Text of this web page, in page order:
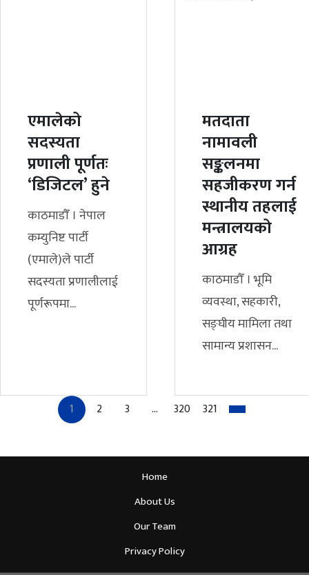
एमालेको
सदस्यता
प्रणाली पूर्णतः
‘डिजिटल’ हुने
काठमाडौँ । नेपाल
कम्युनिष्ट पार्टी
(एमाले)ले पार्टी
सदस्यता प्रणालीलाई
पूर्णरूपमा...
मतदाता
नामावली
सङ्कलनमा
सहजीकरण गर्न
स्थानीय तहलाई
मन्त्रालयको
आग्रह
काठमाडौँ । भूमि
व्यवस्था, सहकारी,
सङ्घीय मामिला तथा
सामान्य प्रशासन...
1 2 3 … 320 321
Home
About Us
Our Team
Privacy Policy